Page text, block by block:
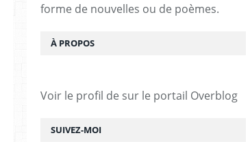
SUIVEZ-MOI
forme de nouvelles ou de poèmes.
À PROPOS
Voir le profil de sur le portail Overblog